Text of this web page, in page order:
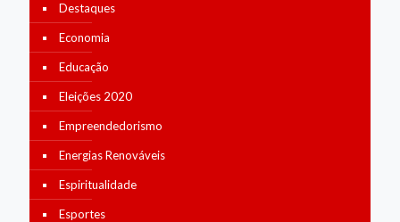
Destaques
Economia
Educação
Eleições 2020
Empreendedorismo
Energias Renováveis
Espiritualidade
Esportes